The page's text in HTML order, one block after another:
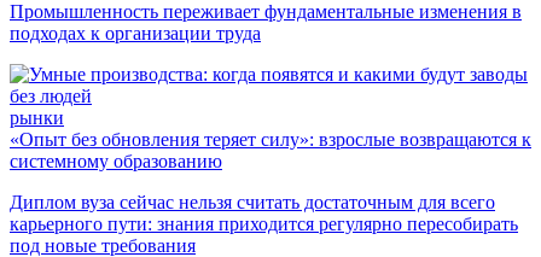
Промышленность переживает фундаментальные изменения в
подходах к организации труда
рынки
«Опыт без обновления теряет силу»: взрослые возвращаются к
системному образованию
Диплом вуза сейчас нельзя считать достаточным для всего
карьерного пути: знания приходится регулярно пересобирать
под новые требования